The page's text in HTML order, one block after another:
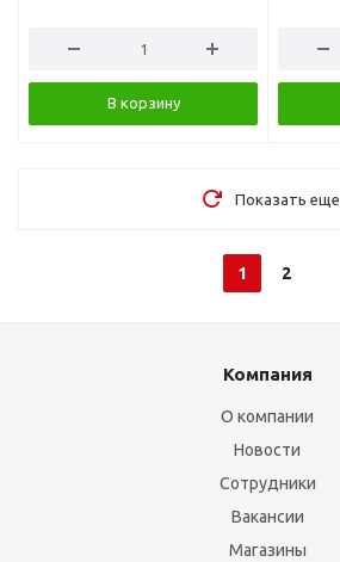
В корзину
Показать еще
1 2
Компания
О компании
Новости
Сотрудники
Вакансии
Магазины